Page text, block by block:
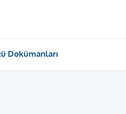
Dokümanları